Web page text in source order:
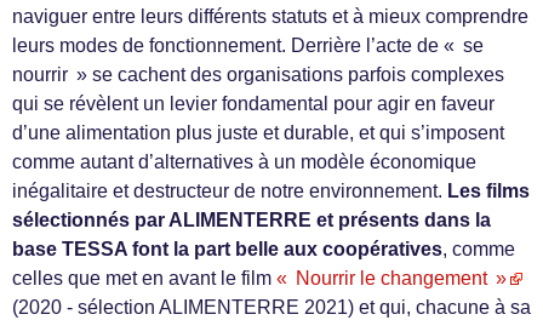
naviguer entre leurs différents statuts et à mieux comprendre
leurs modes de fonctionnement. Derrière l’acte de « se
nourrir » se cachent des organisations parfois complexes
qui se révèlent un levier fondamental pour agir en faveur
d’une alimentation plus juste et durable, et qui s’imposent
comme autant d’alternatives à un modèle économique
inégalitaire et destructeur de notre environnement. Les films
sélectionnés par ALIMENTERRE et présents dans la
base TESSA font la part belle aux coopératives, comme
celles que met en avant le film « Nourrir le changement »
(2020 - sélection ALIMENTERRE 2021) et qui, chacune à sa